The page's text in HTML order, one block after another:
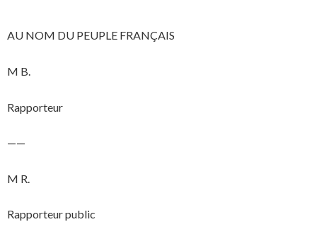
AU NOM DU PEUPLE FRANÇAIS
M B.
Rapporteur
——
M R.
Rapporteur public